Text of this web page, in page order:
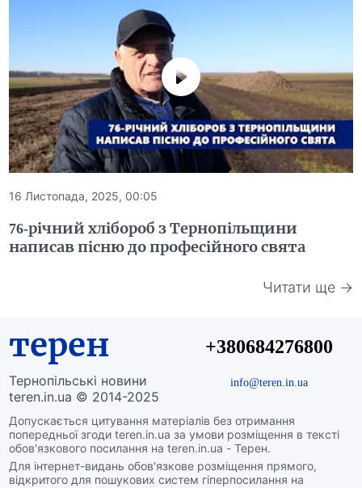
16 Листопада, 2025, 00:05
76-річний хлібороб з Тернопільщини
написав пісню до професійного свята
Читати ще →
терен
Тернопільські новини
teren.in.ua © 2014-2025
Допускається цитування матеріалів без отримання
попередньої згоди teren.in.ua за умови розміщення в тексті
обов'язкового посилання на teren.in.ua - Терен.
Для інтернет-видань обов'язкове розміщення прямого,
відкритого для пошукових систем гіперпосилання на
+380684276800
info@teren.in.ua